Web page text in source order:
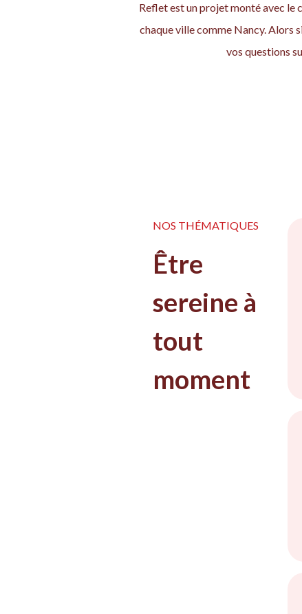
Reflet est un projet monté avec le
chaque ville comme Nancy. Alors
vos questions
NOS THÉMATIQUES
Être
sereine à
tout
moment